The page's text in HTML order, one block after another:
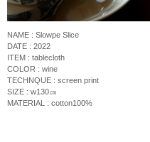
NAME : Slowpe Slice
DATE : 2022
ITEM : tablecloth
COLOR : wine
TECHNQUE : screen print
SIZE : w130㎝
MATERIAL : cotton100%